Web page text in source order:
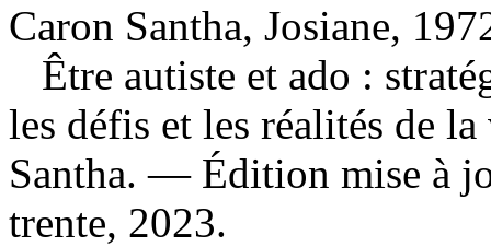
Caron Santha, Josiane,
Être autiste et ado :
les défis et les réalités de
Santha. — Édition mise à
trente, 2023.